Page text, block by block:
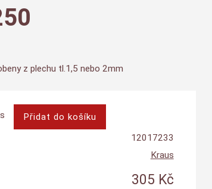
z plechu tl.1,5 nebo 2mm
12017233
Kraus
305 Kč